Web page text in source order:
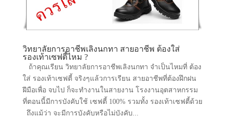
วิทยาลัยการอาชีพเลิงนกทา สายอาชีพ ต้องใส่
รองเท้าเซฟตี้ไหม ?
ถ้าคุณเรียน วิทยาลัยการอาชีพเลิงนกทา จำเป็นไหมที่ ต้อง
ใส่ รองเท้าเซฟตี้ จริงๆแล้วการเรียน สายอาชีพที่ต้องฝึกฝน
ฝีมือเพื่อ จบไป ก็จะทำงานในสายงาน โรงงานอุตสาหกรรม
ที่ตอนนี้มีการบังคับใช้ เซฟตี้ 100% รวมทั้ง รองเท้าเซฟตี้ด้วย
ถึงแม้ว่า จะมีการบังคับหรือไม่บังคับ...